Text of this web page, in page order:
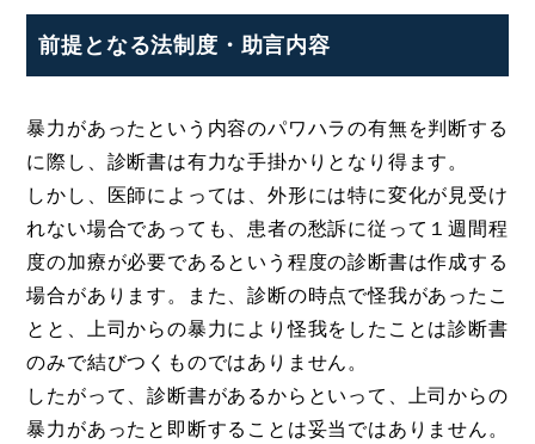
前提となる法制度・助言内容
暴力があったという内容のパワハラの有無を判断する
に際し、診断書は有力な手掛かりとなり得ます。
しかし、医師によっては、外形には特に変化が見受け
れない場合であっても、患者の愁訴に従って１週間程
度の加療が必要であるという程度の診断書は作成する
場合があります。また、診断の時点で怪我があったこ
とと、上司からの暴力により怪我をしたことは診断書
のみで結びつくものではありません。
したがって、診断書があるからといって、上司からの
暴力があったと即断することは妥当ではありません。